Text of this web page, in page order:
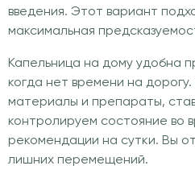
введения. Этот вариант
максимальная
Капельница на дому удобна
когда нет времени на
материалы и препараты,
контролируем состояние во
рекомендации на сутки. Вы
лишних перемещений.